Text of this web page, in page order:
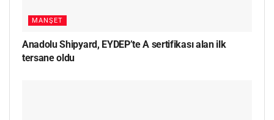
MANŞET
Anadolu Shipyard, EYDEP’te A sertifikası alan ilk
tersane oldu